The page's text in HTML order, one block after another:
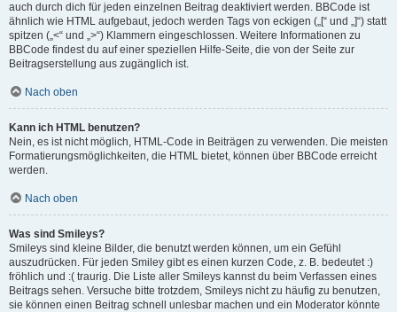
auch durch dich für jeden einzelnen Beitrag deaktiviert werden. BBCode ist
ähnlich wie HTML aufgebaut, jedoch werden Tags von eckigen („[“ und „]“) statt
spitzen („<“ und „>“) Klammern eingeschlossen. Weitere Informationen zu
BBCode findest du auf einer speziellen Hilfe-Seite, die von der Seite zur
Beitragserstellung aus zugänglich ist.
Nach oben
Kann ich HTML benutzen?
Nein, es ist nicht möglich, HTML-Code in Beiträgen zu verwenden. Die meisten
Formatierungsmöglichkeiten, die HTML bietet, können über BBCode erreicht
werden.
Nach oben
Was sind Smileys?
Smileys sind kleine Bilder, die benutzt werden können, um ein Gefühl
auszudrücken. Für jeden Smiley gibt es einen kurzen Code, z. B. bedeutet :)
fröhlich und :( traurig. Die Liste aller Smileys kannst du beim Verfassen eines
Beitrags sehen. Versuche bitte trotzdem, Smileys nicht zu häufig zu benutzen,
sie können einen Beitrag schnell unlesbar machen und ein Moderator könnte